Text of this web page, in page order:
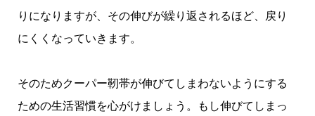
りになりますが、その伸びが繰り返されるほど、戻り
にくくなっていきます。
そのためクーパー靭帯が伸びてしまわないようにする
ための生活習慣を心がけましょう。もし伸びてしまっ